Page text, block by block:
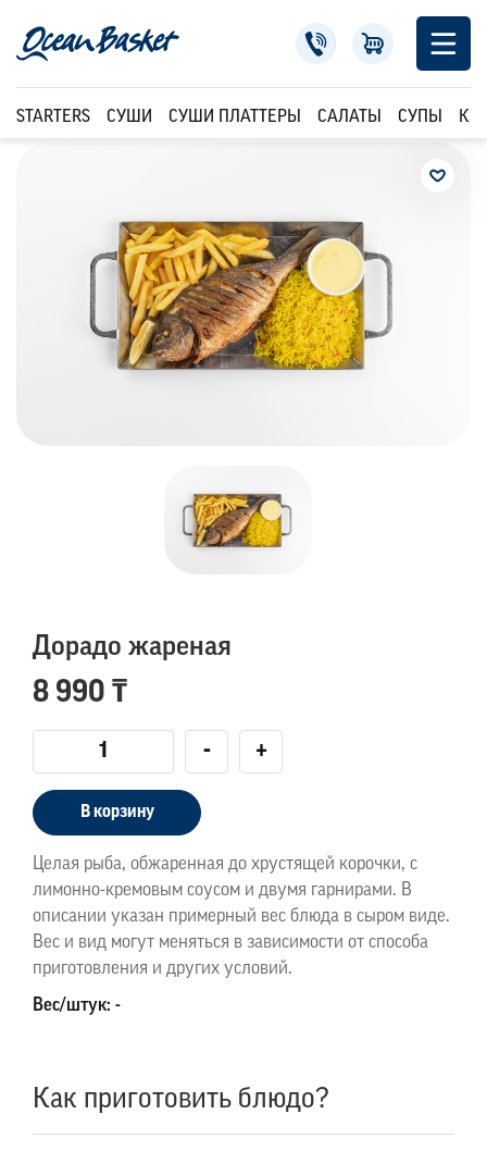
STARTERS СУШИ СУШИ ПЛАТТЕРЫ САЛАТЫ СУПЫ
Дорадо жареная
8 990 ₸
- +
В корзину
Целая рыба, обжаренная до хрустящей корочки, с
лимонно-кремовым соусом и двумя гарнирами. В
описании указан примерный вес блюда в сыром виде.
Вес и вид могут меняться в зависимости от способа
приготовления и других условий.
Вес/штук: -
Как приготовить блюдо?